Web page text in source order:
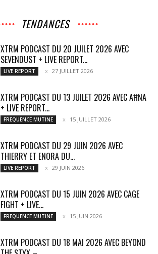
TENDANCES
XTRM PODCAST DU 20 JUILET 2026 AVEC
SEVENDUST + LIVE REPORT...
LIVE REPORT 27 JUILLET 2026
XTRM PODCAST DU 13 JUILET 2026 AVEC AĦNA
+ LIVE REPORT...
FREQUENCE MUTINE 15 JUILLET 2026
XTRM PODCAST DU 29 JUIN 2026 AVEC
THIERRY ET ENORA DU...
LIVE REPORT 29 JUIN 2026
XTRM PODCAST DU 15 JUIN 2026 AVEC CAGE
FIGHT + LIVE...
FREQUENCE MUTINE 15 JUIN 2026
XTRM PODCAST DU 18 MAI 2026 AVEC BEYOND